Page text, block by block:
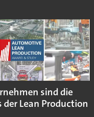
sind die
Lean Production